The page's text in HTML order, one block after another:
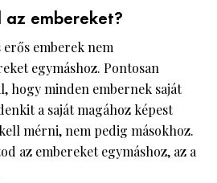
az embereket?
emberek nem
egymáshoz. Pontosan
hogy minden embernek saját
a saját magához képest
mérni, nem pedig másokhoz.
az embereket egymáshoz, az a